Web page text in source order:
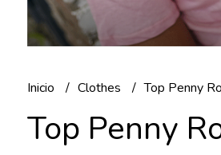
Inicio Clothes Top Penny
Top Penny